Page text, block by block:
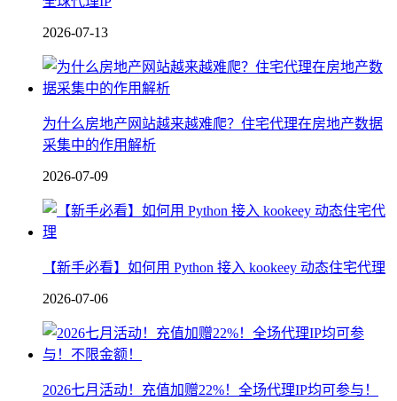
2026-07-13
为什么房地产网站越来越难爬？住宅代理在房地产数据
采集中的作用解析
2026-07-09
【新手必看】如何用 Python 接入 kookeey 动态住宅代理
2026-07-06
2026七月活动！充值加赠22%！全场代理IP均可参与！